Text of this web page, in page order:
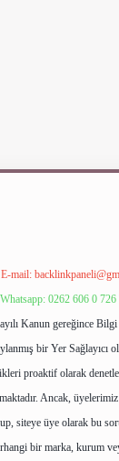
E-mail:
Whatsapp: 0262 606 0 726
Kanun gereğince
bir Yer Sağlayıcı
proaktif olarak
Ancak,
siteye üye olarak bu
bir marka, kurum